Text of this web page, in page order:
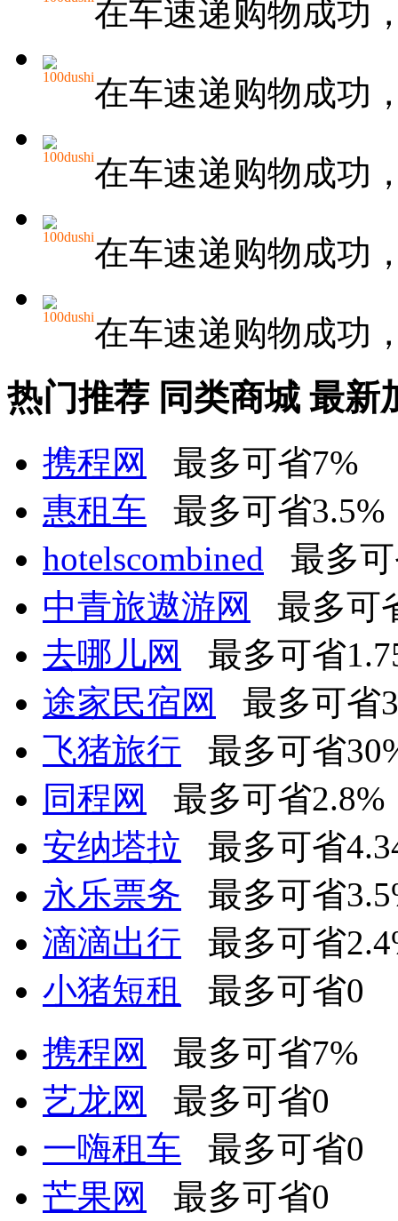
在车速递购物成功
100dushi在车速递购物成功
100dushi在车速递购物成功
100dushi在车速递购物成功
100dushi在车速递购物成功
热门推荐 同类商城 最新
携程网
最多可省7%
惠租车 最多可省3.5%
hotelscombined 最多可
中青旅遨游网
最多可
去哪儿网
最多可省
途家民宿网
最多可省
飞猪旅行 最多可省
同程网
最多可省2.8%
安纳塔拉 最多可省
永乐票务 最多可省
滴滴出行 最多可省
小猪短租
最多可省0
携程网
最多可省7%
艺龙网
最多可省0
一嗨租车 最多可省0
芒果网
最多可省0